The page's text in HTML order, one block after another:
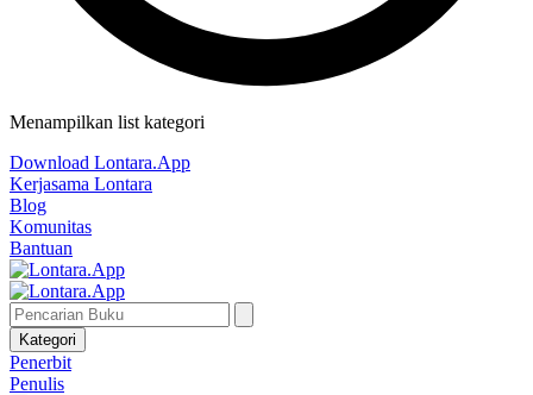
Menampilkan list kategori
Download Lontara.App
Kerjasama Lontara
Blog
Komunitas
Bantuan
Kategori
Penerbit
Penulis